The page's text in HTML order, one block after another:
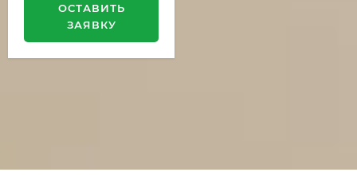
ОСТАВИТЬ
ЗАЯВКУ